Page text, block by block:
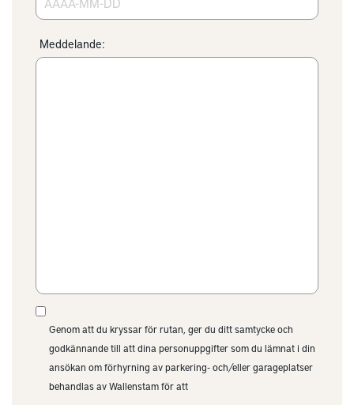
Meddelande:
Genom att du kryssar för rutan, ger du ditt samtycke och
godkännande till att dina personuppgifter som du lämnat i din
ansökan om förhyrning av parkering- och/eller garageplatser
behandlas av Wallenstam för att